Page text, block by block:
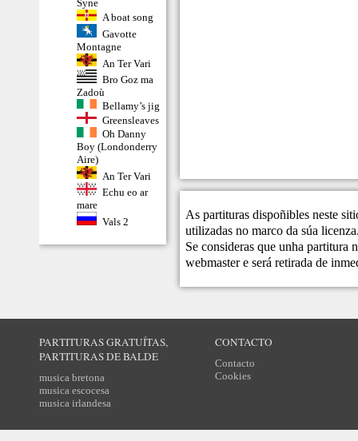
Syne
A boat song
Gavotte
Montagne
An Ter Vari
Bro Goz ma
Zadoù
Bellamy’s jig
Greensleaves
Oh Danny
Boy (Londonderry
Aire)
An Ter Vari
Echu eo ar
mare
Vals 2
As partituras dispoñibles neste
utilizadas no marco da súa
Se consideras que unha partitura
webmastere será retirada de
PARTITURAS GRATUÍTAS,
PARTITURAS DE BALDE
musica bretona
musica escocesa
musica irlandesa
CONTACTO
Contacto
Cookies